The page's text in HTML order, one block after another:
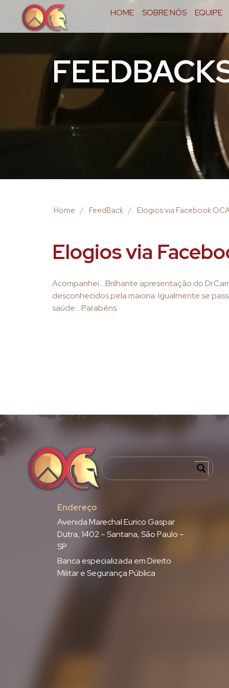
HOME SOBRE NÓS EQUIPE
Home / FeedBack / Elogios via Facebook
Elogios via
Acompanhei… Brilhante apresentação do
desconhecidos pela maioria. Igualmente se
saúde… Parabéns
Endereço
Avenida Marechal Eurico Gaspar
Dutra, 1402 – Santana, São Paulo –
SP
Banca especializada em Direito
Militar e Segurança Pública